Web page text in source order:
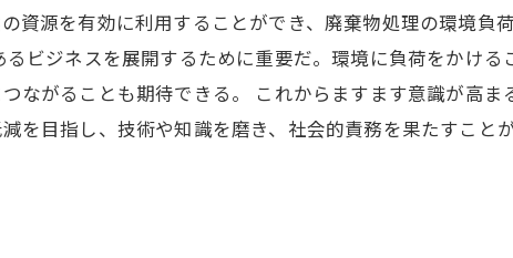
資源を有効に利用することができ、廃棄物処理の環境負
ビジネスを展開するために重要だ。環境に負荷をかける
がることも期待できる。 これからますます意識が高ま
を目指し、技術や知識を磨き、社会的責務を果たすこと